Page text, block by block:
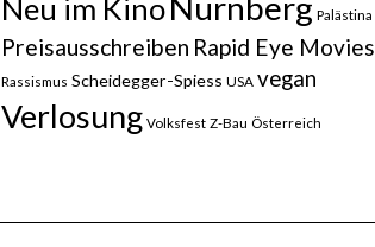
Neu im Kino Palästina
Preisausschreiben Rapid Eye Movies
Rassismus Scheidegger-Spiess USA vegan
Verlosung Volksfest Z-Bau Österreich